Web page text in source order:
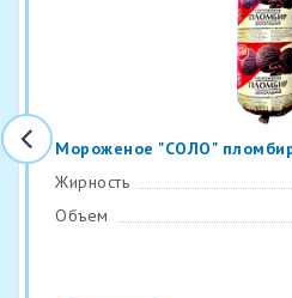
Мороженое "СОЛО"
Жирность
Объем